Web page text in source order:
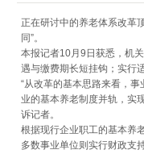
正在研讨中的养老体系改革
同”。
本报记者10月9日获悉，机
遇与缴费期长短挂钩；实行
“从改革的基本思路来看，
业的基本养老制度并轨，实
诉记者。
根据现行企业职工的基本养
多数事业单位则实行财政支